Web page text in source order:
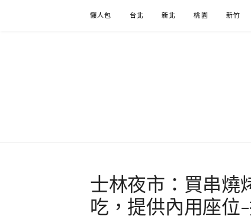
懶人包 台北 新北 桃園 新竹
士林夜市：買串燒
吃，提供內用座位